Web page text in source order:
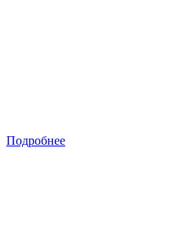
Подробнее